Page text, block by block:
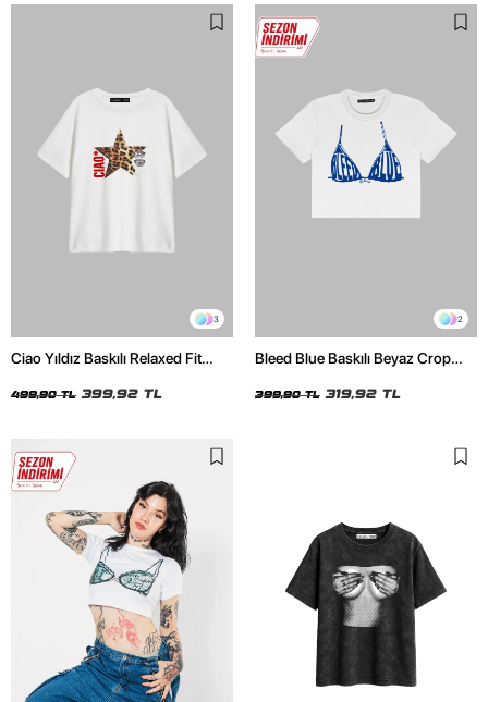
3
Ciao Yıldız Baskılı Relaxed Fit
499,90 TL 399,92 TL
2
Bleed Blue Baskılı Beyaz Crop
399,90 TL 319,92 TL